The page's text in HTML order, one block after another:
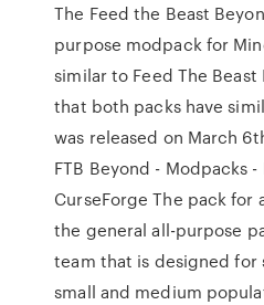
The Feed the Beast
purpose modpack for
similar to Feed The
that both packs have
was released on March
FTB Beyond - Modpacks
CurseForge The pack for
the general all-purpose
team that is designed for
small and medium